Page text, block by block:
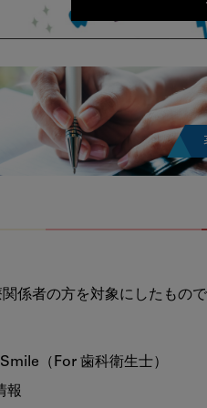
係者の方を対象にしたもの
（For 歯科衛生士）
報